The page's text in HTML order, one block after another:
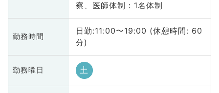
察、医師体制：1名体制
勤務時間
日勤:11:00〜19:00 (休憩時間: 60
分)
勤務曜日 土